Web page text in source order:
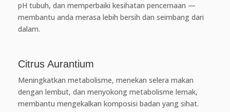
pH tubuh, dan memperbaiki kesihatan pencernaan —
membantu anda merasa lebih bersih dan seimbang dari
dalam.
Citrus Aurantium
Meningkatkan metabolisme, menekan selera makan
dengan lembut, dan menyokong metabolisme lemak,
membantu mengekalkan komposisi badan yang sihat.